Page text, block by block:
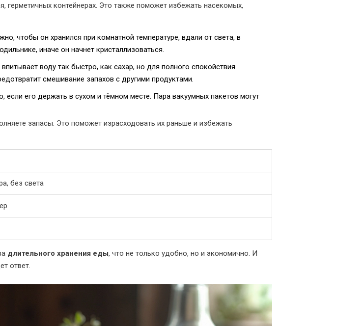
герметичных контейнерах. Это также поможет избежать насекомых,
чтобы он хранился при комнатной температуре, вдали от света, в
иначе он начнет кристаллизоваться.
воду так быстро, как сахар, но для полного спокойствия
смешивание запахов с другими продуктами.
если его держать в сухом и тёмном месте. Пара вакуумных пакетов могут
запасы. Это поможет израсходовать их раньше и избежать
без света
длительного хранения еды, что не только удобно, но и экономично. И
ответ.